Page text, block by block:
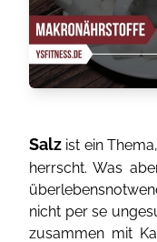
Salz ist ein
herrscht. Was
nicht per se
zusammen mit